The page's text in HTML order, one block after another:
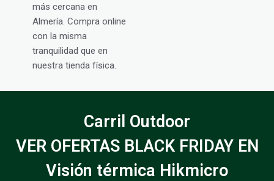
más cercana en
Almería. Compra online
con la misma
tranquilidad que en
nuestra tienda física.
Carril Outdoor
VER OFERTAS BLACK FRIDAY EN
Visión térmica Hikmicro